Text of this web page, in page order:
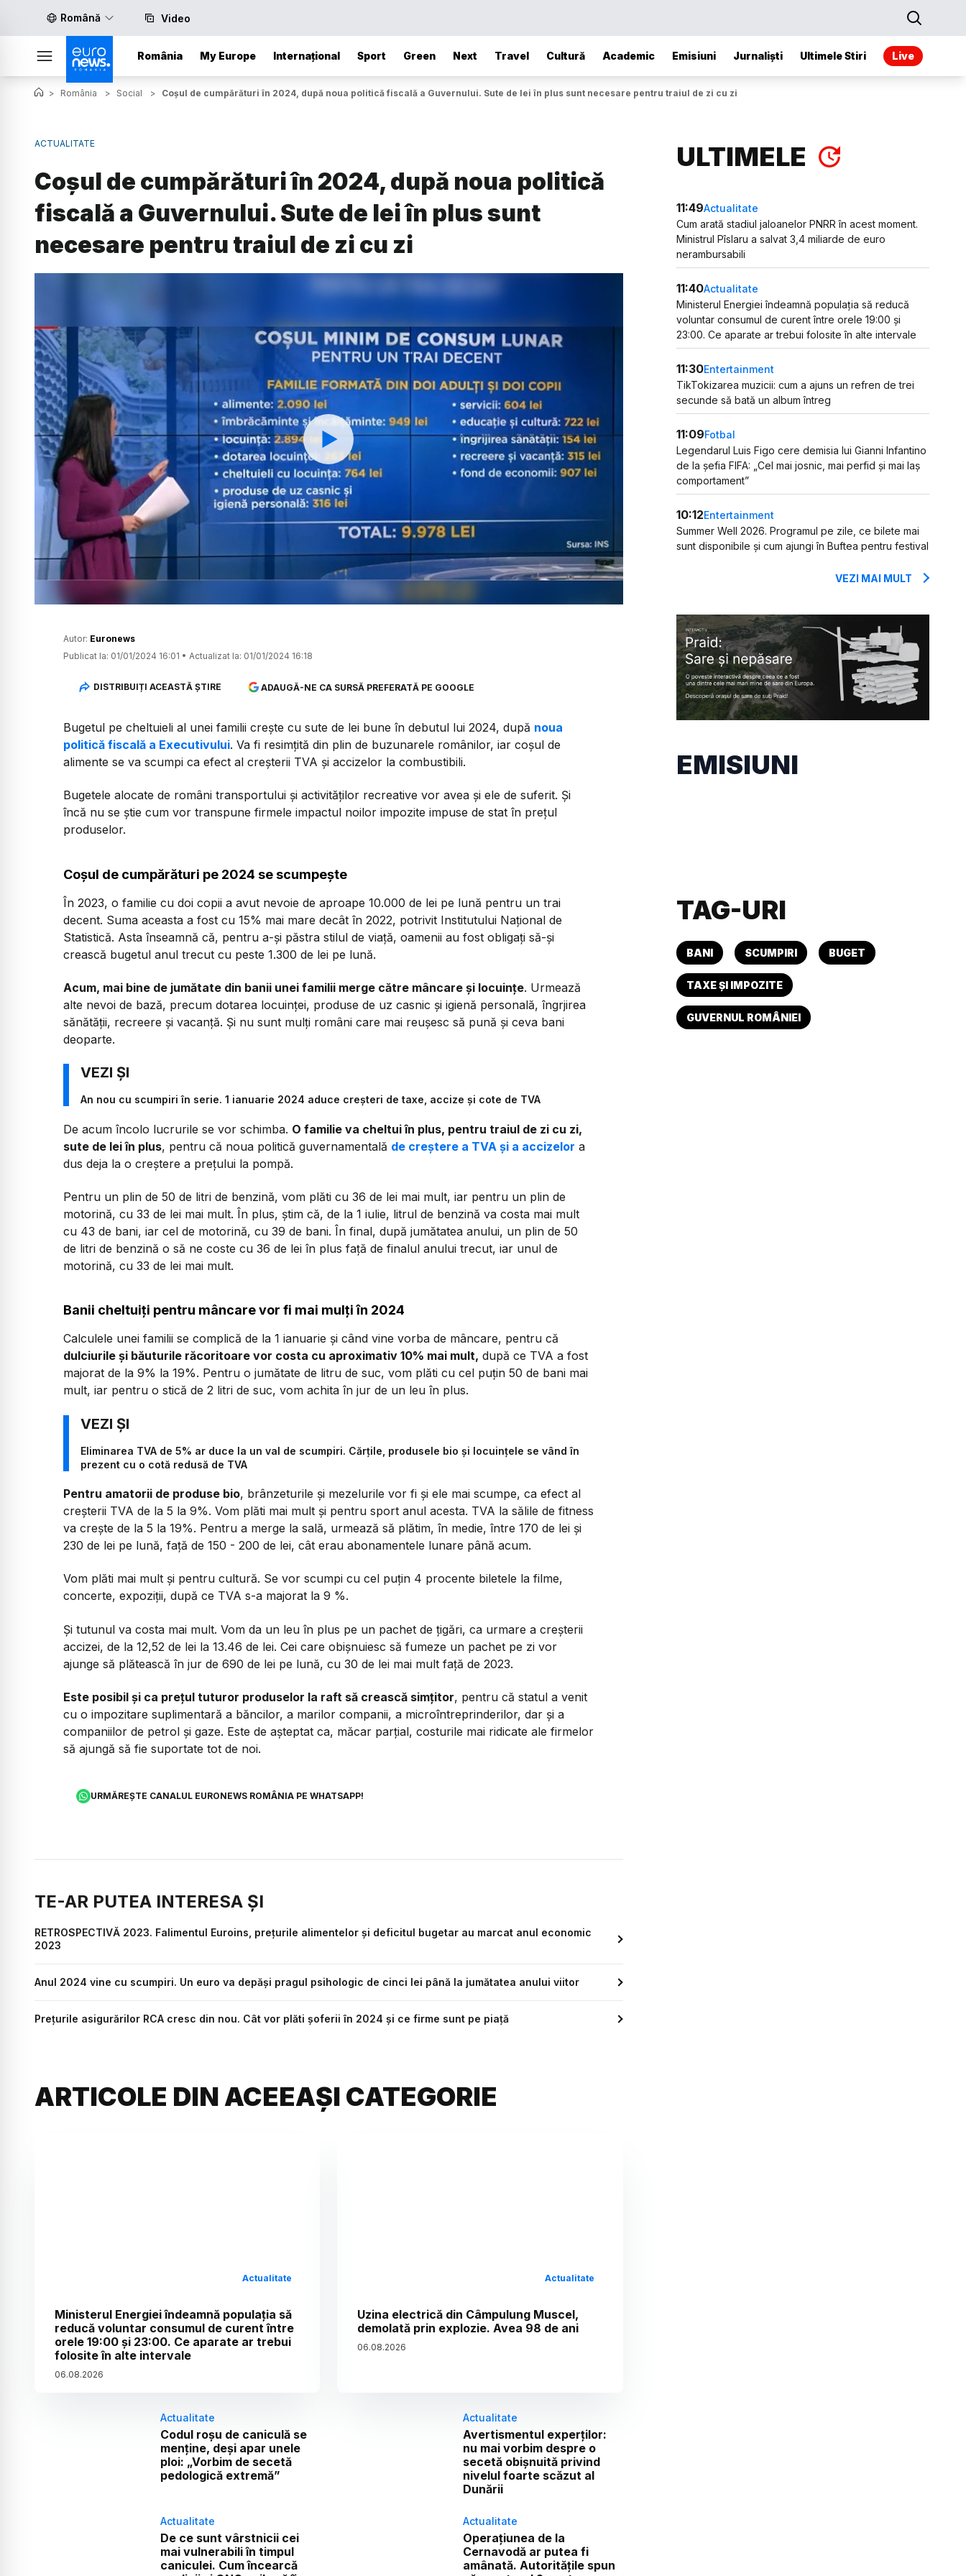
Română Video
România My Europe Internațional Sport Green Next Travel Cultură Academic Emisiuni Jurnaliști Ultimele Stiri Live
> România > Social > Coșul de cumpărături în 2024, după noua politică fiscală a Guvernului. Sute de lei în plus sunt necesare pentru traiul de zi cu zi
ACTUALITATE
Coșul de cumpărături în 2024, după noua politică
fiscală a Guvernului. Sute de lei în plus sunt
necesare pentru traiul de zi cu zi
Watch
Autor: Euronews
Publicat la: 01/01/2024 16:01 • Actualizat la: 01/01/2024 16:18
DISTRIBUIȚI ACEASTĂ ȘTIRE ADAUGĂ-NE CA SURSĂ PREFERATĂ PE GOOGLE
Bugetul pe cheltuieli al unei familii crește cu sute de lei bune în debutul lui 2024, după noua
politică fiscală a Executivului. Va fi resimțită din plin de buzunarele românilor, iar coșul de
alimente se va scumpi ca efect al creșterii TVA și accizelor la combustibili.
Bugetele alocate de români transportului și activităților recreative vor avea și ele de suferit. Și
încă nu se știe cum vor transpune firmele impactul noilor impozite impuse de stat în prețul
produselor.
Coșul de cumpărături pe 2024 se scumpește
În 2023, o familie cu doi copii a avut nevoie de aproape 10.000 de lei pe lună pentru un trai
decent. Suma aceasta a fost cu 15% mai mare decât în 2022, potrivit Institutului Național de
Statistică. Asta înseamnă că, pentru a-și păstra stilul de viață, oamenii au fost obligați să-și
crească bugetul anul trecut cu peste 1.300 de lei pe lună.
Acum, mai bine de jumătate din banii unei familii merge către mâncare și locuințe. Urmează
alte nevoi de bază, precum dotarea locuinței, produse de uz casnic și igienă personală, îngrjirea
sănătății, recreere și vacanță. Și nu sunt mulți români care mai reușesc să pună și ceva bani
deoparte.
An nou cu scumpiri în serie. 1 ianuarie 2024 aduce creșteri de taxe, accize și cote de TVA
De acum încolo lucrurile se vor schimba. O familie va cheltui în plus, pentru traiul de zi cu zi,
sute de lei în plus, pentru că noua politică guvernamentală de creștere a TVA și a accizelor a
dus deja la o creștere a prețului la pompă.
Pentru un plin de 50 de litri de benzină, vom plăti cu 36 de lei mai mult, iar pentru un plin de
motorină, cu 33 de lei mai mult. În plus, știm că, de la 1 iulie, litrul de benzină va costa mai mult
cu 43 de bani, iar cel de motorină, cu 39 de bani. În final, după jumătatea anului, un plin de 50
de litri de benzină o să ne coste cu 36 de lei în plus față de finalul anului trecut, iar unul de
motorină, cu 33 de lei mai mult.
Banii cheltuiți pentru mâncare vor fi mai mulți în 2024
Calculele unei familii se complică de la 1 ianuarie și când vine vorba de mâncare, pentru că
dulciurile și băuturile răcoritoare vor costa cu aproximativ 10% mai mult, după ce TVA a fost
majorat de la 9% la 19%. Pentru o jumătate de litru de suc, vom plăti cu cel puțin 50 de bani mai
mult, iar pentru o stică de 2 litri de suc, vom achita în jur de un leu în plus.
Eliminarea TVA de 5% ar duce la un val de scumpiri. Cărțile, produsele bio și locuințele se vând în
prezent cu o cotă redusă de TVA
Pentru amatorii de produse bio, brânzeturile și mezelurile vor fi și ele mai scumpe, ca efect al
creșterii TVA de la 5 la 9%. Vom plăti mai mult și pentru sport anul acesta. TVA la sălile de fitness
va crește de la 5 la 19%. Pentru a merge la sală, urmează să plătim, în medie, între 170 de lei și
230 de lei pe lună, față de 150 - 200 de lei, cât erau abonamentele lunare până acum.
Vom plăti mai mult și pentru cultură. Se vor scumpi cu cel puțin 4 procente biletele la filme,
concerte, expoziții, după ce TVA s-a majorat la 9 %.
Și tutunul va costa mai mult. Vom da un leu în plus pe un pachet de țigări, ca urmare a creșterii
accizei, de la 12,52 de lei la 13.46 de lei. Cei care obișnuiesc să fumeze un pachet pe zi vor
ajunge să plătească în jur de 690 de lei pe lună, cu 30 de lei mai mult față de 2023.
Este posibil și ca prețul tuturor produselor la raft să crească simțitor, pentru că statul a venit
cu o impozitare suplimentară a băncilor, a marilor companii, a microîntreprinderilor, dar și a
companiilor de petrol și gaze. Este de așteptat ca, măcar parțial, costurile mai ridicate ale firmelor
să ajungă să fie suportate tot de noi.
URMĂREȘTE CANALUL EURONEWS ROMÂNIA PE WHATSAPP!
TE-AR PUTEA INTERESA ȘI
RETROSPECTIVĂ 2023. Falimentul Euroins, prețurile alimentelor și deficitul bugetar au marcat anul economic
2023
Anul 2024 vine cu scumpiri. Un euro va depăși pragul psihologic de cinci lei până la jumătatea anului viitor
Prețurile asigurărilor RCA cresc din nou. Cât vor plăti șoferii în 2024 și ce firme sunt pe piață
ARTICOLE DIN ACEEAȘI CATEGORIE
Actualitate
Ministerul Energiei îndeamnă populația să
reducă voluntar consumul de curent între
orele 19:00 și 23:00. Ce aparate ar trebui
folosite în alte intervale
06.08.2026
Actualitate
Uzina electrică din Câmpulung Muscel,
demolată prin explozie. Avea 98 de ani
06.08.2026
Actualitate
Codul roșu de caniculă se
menține, deși apar unele
ploi: „Vorbim de secetă
pedologică extremă”
Actualitate
Avertismentul experților:
nu mai vorbim despre o
secetă obișnuită privind
nivelul foarte scăzut al
Dunării
Actualitate
De ce sunt vârstnicii cei
mai vulnerabili în timpul
caniculei. Cum încearcă
Actualitate
Operațiunea de la
Cernavodă ar putea fi
amânată. Autoritățile spun
ULTIMELE
11:49Actualitate
Cum arată stadiul jaloanelor PNRR în acest moment.
Ministrul Pîslaru a salvat 3,4 miliarde de euro
nerambursabili
11:40Actualitate
Ministerul Energiei îndeamnă populația să reducă
voluntar consumul de curent între orele 19:00 și
23:00. Ce aparate ar trebui folosite în alte intervale
11:30Entertainment
TikTokizarea muzicii: cum a ajuns un refren de trei
secunde să bată un album întreg
11:09Fotbal
Legendarul Luis Figo cere demisia lui Gianni Infantino
de la șefia FIFA: „Cel mai josnic, mai perfid și mai laș
comportament”
10:12Entertainment
Summer Well 2026. Programul pe zile, ce bilete mai
sunt disponibile și cum ajungi în Buftea pentru festival
VEZI MAI MULT
EMISIUNI
TAG-URI
BANI SCUMPIRI BUGET
TAXE ȘI IMPOZITE
GUVERNUL ROMÂNIEI